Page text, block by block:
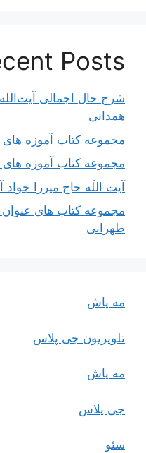
Posts
شرح حال اجمالی
همدانی
مجموعه کتاب آموزه
مجموعه کتاب آموزه
آیت اللَه حاج میرزا جواد
مجموعه کتاب های
طهرانی
مه پاش
تلویزیون جی پلاس
مه پاش
جی پلاس
سئو